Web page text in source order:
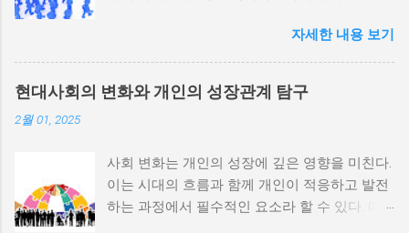
정치적 파벌화와 경제·군사 체제의 불안정성이
내전의 촉매제가 된다는 사실은 우리에게 중요
한 교훈을 준다. 정치적 불안정성과 내전 발발
위험 정치적 불안정성은 내전 발발의 핵심 요인
적 갈등이 심화되고, 이로 인해 내전의 위험이
증가한다. 이와 같은 경우, 국민들은 정부에 대
한 불만을 느끼고, 체제 전복을 위해 무장 세력
자세한 내용 보기
현대사회의 변화와 개인의 성장관계 탐구
2월 01, 2025
사회 변화는 개인의 성장에 깊은 영향을 미친다.
이는 시대의 흐름과 함께 개인이 적응하고 발전
하는 과정에서 필수적인 요소라 할 수 있다. 따